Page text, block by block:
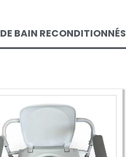
BAIN RECONDITIONNÉS